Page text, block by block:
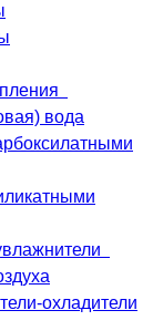
вода
охладители